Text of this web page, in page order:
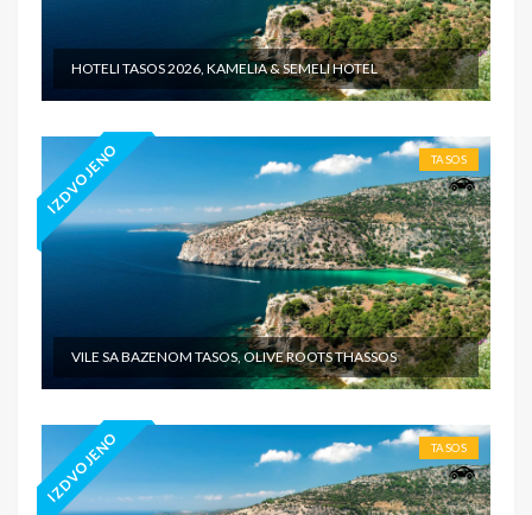
HOTELI TASOS 2026, KAMELIA & SEMELI HOTEL
IZDVOJENO TASOS
VILE SA BAZENOM TASOS, OLIVE ROOTS THASSOS
IZDVOJENO TASOS